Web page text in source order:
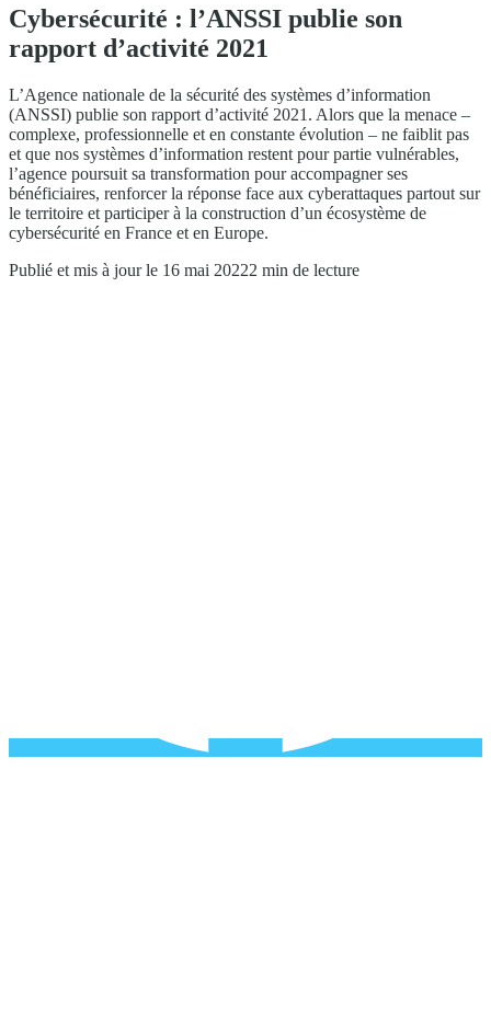
Cybersécurité : l’ANSSI publie son
rapport d’activité 2021
L’Agence nationale de la sécurité des systèmes d’information
(ANSSI) publie son rapport d’activité 2021. Alors que la menace –
complexe, professionnelle et en constante évolution – ne faiblit pas
et que nos systèmes d’information restent pour partie vulnérables,
l’agence poursuit sa transformation pour accompagner ses
bénéficiaires, renforcer la réponse face aux cyberattaques partout sur
le territoire et participer à la construction d’un écosystème de
cybersécurité en France et en Europe.
Publié et mis à jour le 16 mai 20222 min de lecture